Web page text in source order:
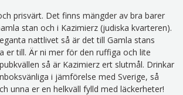
prisvärt. Det finns mängder av bra barer
stan och i Kazimierz (judiska kvarteren).
nattlivet så är det till Gamla stans
er till. Är ni mer för den ruffiga och lite
så är Kazimierz ert slutmål. Drinkar
i jämförelse med Sverige, så
unna er en helkväll fylld med läckerheter!